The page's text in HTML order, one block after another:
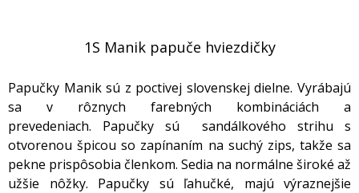
1S Manik papuče hviezdičky
Papučky Manik sú z poctivej slovenskej dielne. Vyrábajú
sa v rôznych farebných kombináciách a
prevedeniach. Papučky sú sandálkového strihu s
otvorenou špicou so zapínaním na suchý zips, takže sa
pekne prispôsobia členkom. Sedia na normálne široké až
užšie nôžky. Papučky sú ľahučké, majú výraznejšie